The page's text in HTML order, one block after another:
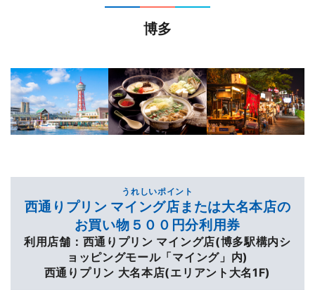
博多
うれしいポイント
西通りプリン マイング店または大名本店の
お買い物５００円分利用券
利用店舗：西通りプリン マイング店(博多駅構内シ
ョッピングモール「マイング」内)
西通りプリン 大名本店(エリアント大名1F)